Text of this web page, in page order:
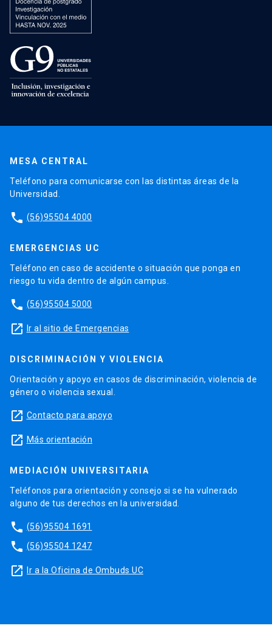
MESA CENTRAL
Teléfono para comunicarse con las distintas áreas de la
Universidad.
phone (56)95504 4000
EMERGENCIAS UC
Teléfono en caso de accidente o situación que ponga en
riesgo tu vida dentro de algún campus.
phone (56)95504 5000
launch Ir al sitio de Emergencias
DISCRIMINACIÓN Y VIOLENCIA
Orientación y apoyo en casos de discriminación, violencia de
género o violencia sexual.
launch Contacto para apoyo
launch Más orientación
MEDIACIÓN UNIVERSITARIA
Teléfonos para orientación y consejo si se ha vulnerado
alguno de tus derechos en la universidad.
phone (56)95504 1691
phone (56)95504 1247
launch Ir a la Oficina de Ombuds UC